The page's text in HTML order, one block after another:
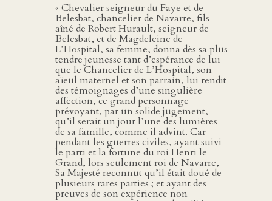
« Chevalier seigneur du Faye et de
Belesbat, chancelier de Navarre, fils
aîné de Robert Hurault, seigneur de
Belesbat, et de Magdeleine de
L’Hospital, sa femme, donna dès sa plus
tendre jeunesse tant d’espérance de lui
que le Chancelier de L’Hospital, son
aïeul maternel et son parrain, lui rendit
des témoignages d’une singulière
affection, ce grand personnage
prévoyant, par un solide jugement,
qu’il serait un jour l’une des lumières
de sa famille, comme il advint. Car
pendant les guerres civiles, ayant suivi
le parti et la fortune du roi Henri le
Grand, lors seulement roi de Navarre,
Sa Majesté reconnut qu’il était doué de
plusieurs rares parties ; et ayant des
preuves de son expérience non